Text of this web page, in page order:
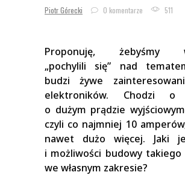
Piotr Górecki 0 komentarze 511
Proponuję, żebyśmy
„pochylili się” nad
budzi żywe
elektroników. Chodzi o
o dużym prądzie
czyli co najmniej 10
nawet dużo więcej. Jaki
i możliwości budowy takiego
we własnym zakresie?